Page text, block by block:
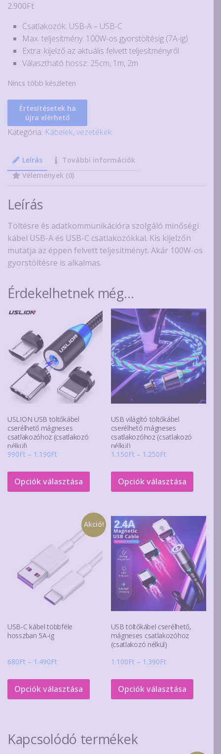
2.900Ft
Csatlakozók: USB-A – USB-C
Max. teljesítmény: 100W-os gyorstöltésig (7A-ig)
Extra: kijelző az aktuális felvett teljesítményről
Választható hossz: 25cm, 1m, 2m
Nincs több készleten
Értesítésetek ha
újra elérhető
Kategória: Kábelek, vezetékek
Leírás
További információk
Vélemények (0)
Leírás
Töltésre és adatkommunikációra szolgáló minőségi
kábel USB-A és USB-C csatlakozókkal. Kis kijelzőn
mutatja az éppen felvett teljesítményt. Akár 100W-os
gyorstöltésre is alkalmas.
Érdekelhetnek még…
USLION USB töltőkábel
cserélhető mágneses
csatlakozóhoz (csatlakozó
nélkül)
990Ft – 1.190Ft
-
1.190Ft
Opciók választása
terméknek
variációja
van.
változatok
a
termékoldalon
választhatók
USB világító töltőkábel
cserélhető mágneses
csatlakozóhoz (csatlakozó
nélkül)
1.150Ft – 1.250FtÁrtartomány:
-
1.250Ft
Opciók választása
Ennek
van.
A
a
ki
Akció!
USB-C kábel többféle
hosszban 5A-ig
680Ft – 1.490Ft
-
1.490Ft
Opciók választása
terméknek
van.
USB töltőkábel cserélhető,
mágneses csatlakozóhoz
(csatlakozó nélkül)
1.100Ft – 1.390FtÁrtartomány:
-
1.390Ft
Opciók választása
Ennek
A
Kapcsolódó termékek